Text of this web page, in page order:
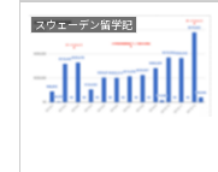
スウェーデン留学記